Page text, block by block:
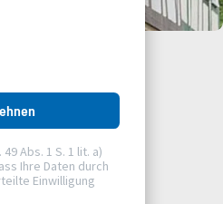
Abs. 1 S. 1 lit. a)
Ihre Daten durch
Einwilligung